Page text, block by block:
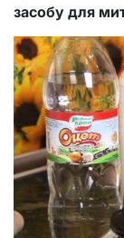
засобу для